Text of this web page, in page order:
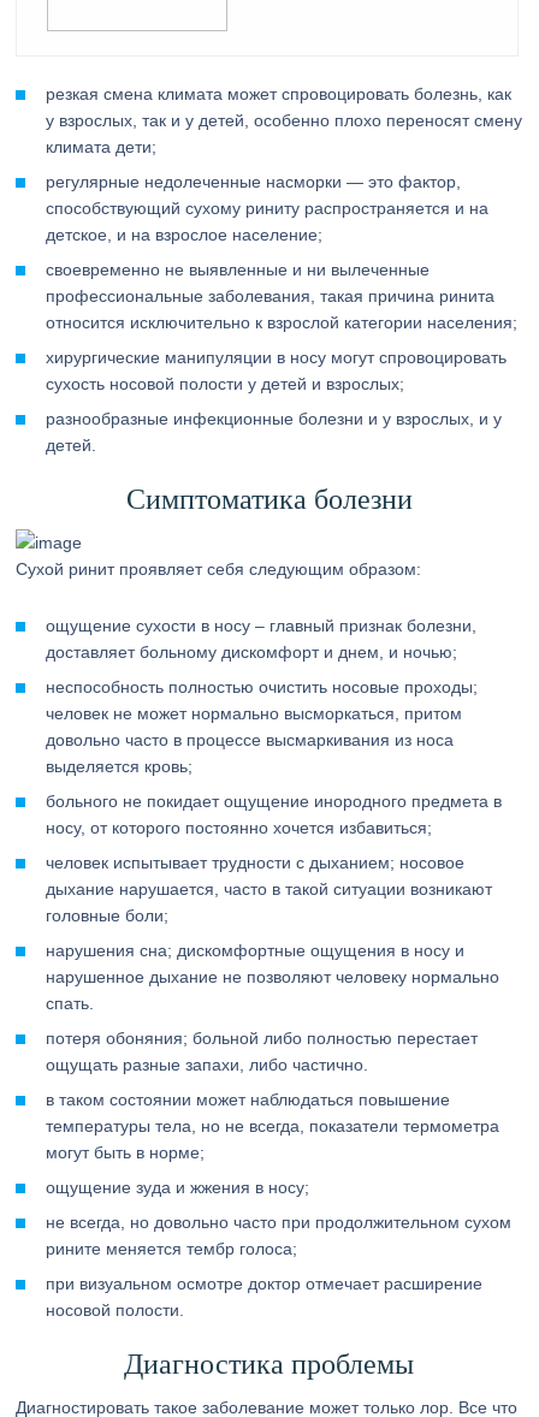
резкая смена климата может спровоцировать болезнь, как
у взрослых, так и у детей, особенно плохо переносят смену
климата дети;
регулярные недолеченные насморки — это фактор,
способствующий сухому риниту распространяется и на
детское, и на взрослое население;
своевременно не выявленные и ни вылеченные
профессиональные заболевания, такая причина ринита
относится исключительно к взрослой категории населения;
хирургические манипуляции в носу могут спровоцировать
сухость носовой полости у детей и взрослых;
разнообразные инфекционные болезни и у взрослых, и у
детей.
Симптоматика болезни
Сухой ринит проявляет себя следующим образом:
ощущение сухости в носу – главный признак болезни,
доставляет больному дискомфорт и днем, и ночью;
неспособность полностью очистить носовые проходы;
человек не может нормально высморкаться, притом
довольно часто в процессе высмаркивания из носа
выделяется кровь;
больного не покидает ощущение инородного предмета в
носу, от которого постоянно хочется избавиться;
человек испытывает трудности с дыханием; носовое
дыхание нарушается, часто в такой ситуации возникают
головные боли;
нарушения сна; дискомфортные ощущения в носу и
нарушенное дыхание не позволяют человеку нормально
спать.
потеря обоняния; больной либо полностью перестает
ощущать разные запахи, либо частично.
в таком состоянии может наблюдаться повышение
температуры тела, но не всегда, показатели термометра
могут быть в норме;
ощущение зуда и жжения в носу;
не всегда, но довольно часто при продолжительном сухом
рините меняется тембр голоса;
при визуальном осмотре доктор отмечает расширение
носовой полости.
Диагностика проблемы
Диагностировать такое заболевание может только лор. Все что